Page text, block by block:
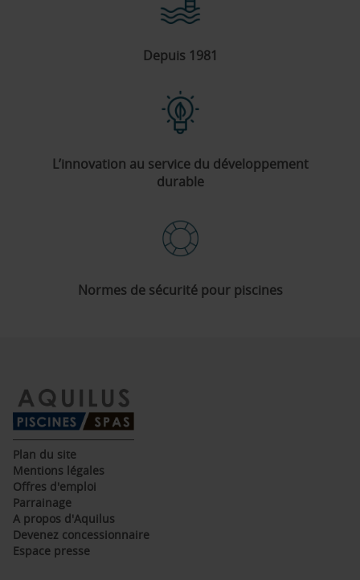
Depuis 1981
L’innovation au service du développement
durable
Normes de sécurité pour piscines
Plan du site(ouvre
dans
une
nouvelle
Mentions légales
fenêtre)
Offres d'emploi
une
nouvelle
fenêtre)
Parrainage(ouvre
dans
une
nouvelle
fenêtre)
A propos d'Aquilus
dans
une
Devenez concessionnaire(ouvre
Espace presse(ouvre